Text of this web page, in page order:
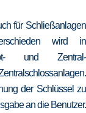
für Schließanlagen
wird in
und Zentral-
der Schlüssel zu
an die Benutzer.